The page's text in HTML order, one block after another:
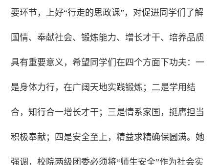
要环节，上好“行走的思政课”，对促进同学们了解
国情、奉献社会、锻炼能力、增长才干、培养品质
具有重要意义，希望同学们在四个方面下功夫：一
是身体力行，在广阔天地实践锻炼；二是学用结
合，知行合一增长才干；三是情系家国，挺膺担当
积极奉献；四是安全至上，精益求精确保圆满。她
强调，校院两级团委必须将“师生安全”作为社会实